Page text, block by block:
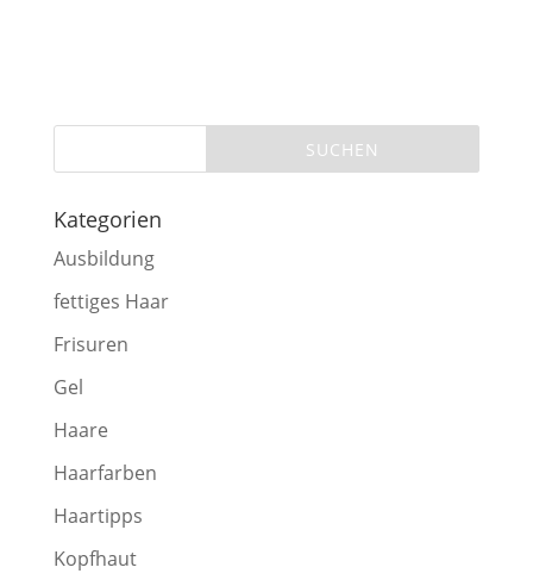
Kategorien
Ausbildung
fettiges Haar
Frisuren
Gel
Haare
Haarfarben
Haartipps
Kopfhaut